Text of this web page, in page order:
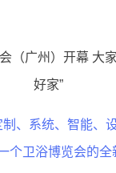
、系统、智能、
个卫浴博览会的全